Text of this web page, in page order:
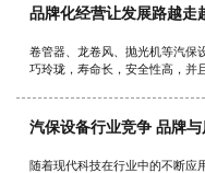
们可以找个晴…
品牌化经营让发展路越走
卷管器、龙卷风、抛光机等汽保
巧玲珑，寿命长，安全性高，并
和成熟，汽保设备的发…
汽保设备行业竞争 品牌
随着现代科技在行业中的不断应